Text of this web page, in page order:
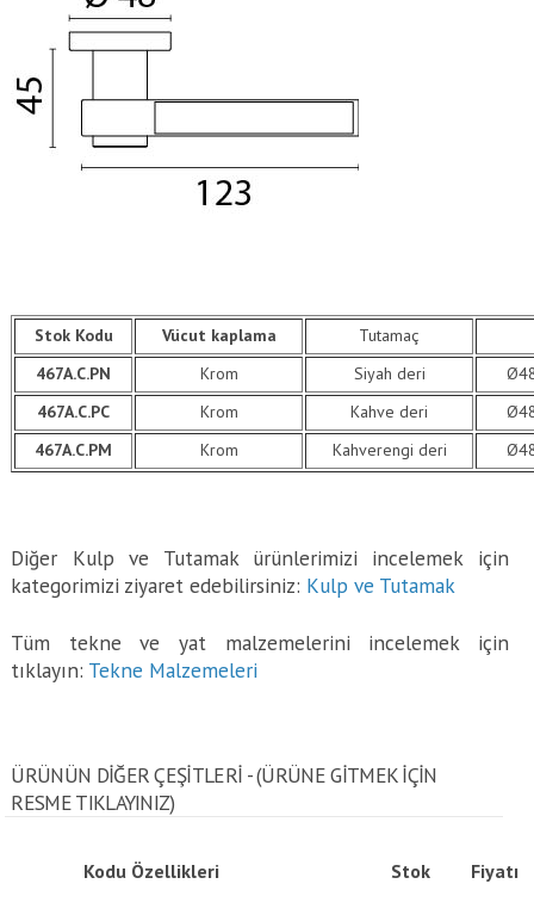
Stok Kodu Vücut kaplama
Tutamaç
467A.C.PN
Krom Siyah deri
467A.C.PC
Krom Kahve deri
467A.C.PM
Krom Kahverengi deri
Diğer Kulp ve Tutamak ürünlerimizi incelemek için
kategorimizi ziyaret edebilirsiniz: Kulp ve Tutamak
Tüm tekne ve yat malzemelerini incelemek için
tıklayın: Tekne Malzemeleri
ÜRÜNÜN DİĞER ÇEŞİTLERİ - (ÜRÜNE GITMEK IÇIN
RESME TIKLAYINIZ)
Kodu Özellikleri Stok Fiyatı